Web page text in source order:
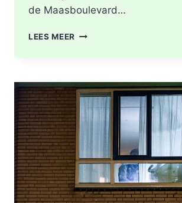
de Maasboulevard…
LEES MEER MEDISCHE